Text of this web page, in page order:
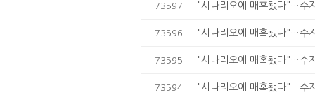
73597 "시나리오에 매혹됐다"…수
73596 "시나리오에 매혹됐다"…수
73595 "시나리오에 매혹됐다"…수
73594 "시나리오에 매혹됐다"…수